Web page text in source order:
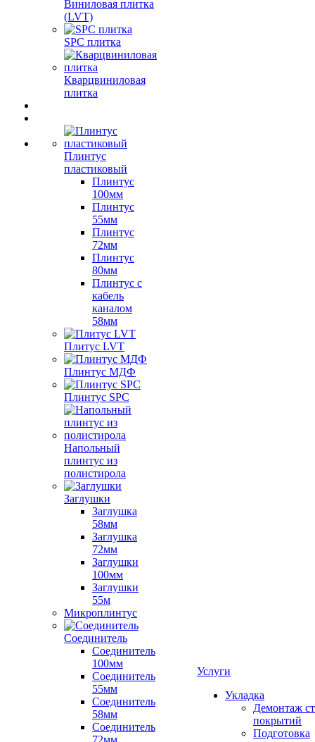
Виниловая плитка
(LVT)
SPC плитка
Кварцвиниловая
плитка
Плинтус
пластиковый
Плинтус
100мм
Плинтус
55мм
Плинтус
72мм
Плинтус
80мм
Плинтус с
кабель
каналом
58мм
Плитус LVT
Плинтус МДФ
Плинтус SPC
Напольный
плинтус из
полистирола
Заглушки
Заглушка
58мм
Заглушка
72мм
Заглушки
100мм
Заглушки
55м
Микроплинтус
Соединитель
Соединитель
100мм
Соединитель
55мм
Соединитель
58мм
Соединитель
72мм
Услуги
Укладка
Демонтаж
покрытий
Подготовка